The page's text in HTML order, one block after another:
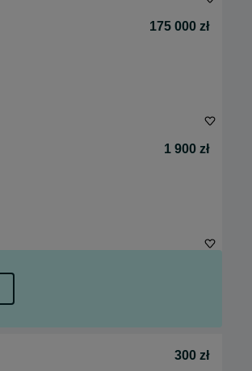
175 000 zł
1 900 zł
300 zł